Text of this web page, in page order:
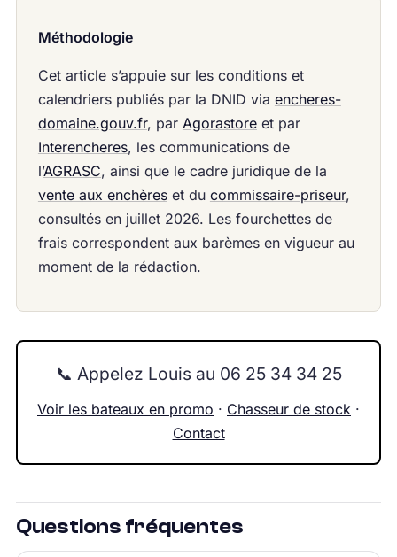
Méthodologie
Cet article s’appuie sur les conditions et
calendriers publiés par la DNID via encheres-
domaine.gouv.fr, par Agorastoreet par
Interencheres, les communications de
l’AGRASC, ainsi que le cadre juridique de la
vente aux enchèreset du commissaire-priseur,
consultés en juillet 2026. Les fourchettes de
frais correspondent aux barèmes en vigueur au
moment de la rédaction.
📞 Appelez Louis au 06 25 34 34 25
Voir les bateaux en promo · Chasseur de stock ·
Contact
Questions fréquentes